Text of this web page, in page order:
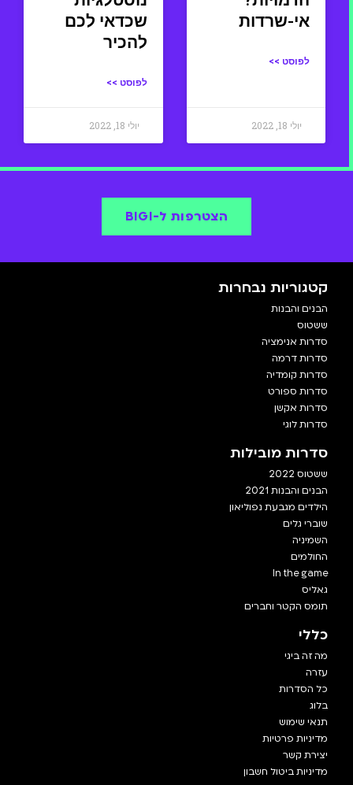
אי-שרדות
לפוסט >>
יולי 18, 2022
שכדאי לכם
להכיר
לפוסט >>
יולי 18, 2022
הצטרפות ל-BIGI
קטגוריות נבחרות
הבנים והבנות
ששטוס
סדרות אנימציה
סדרות דרמה
סדרות קומדיה
סדרות ספורט
סדרות אקשן
סדרות לוגי
סדרות מובילות
ששטוס 2022
הבנים והבנות 2021
הילדים מגבעת נפוליאון
שוברי גלים
השמיניה
החולמים
In the game
גאליס
תומס הקטר וחברים
כללי
מה זה ביגי
עזרה
כל הסדרות
בלוג
תנאי שימוש
מדיניות פרטיות
יצירת קשר
מדיניות ביטול חשבון